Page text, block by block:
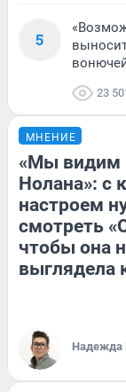
5
23
МНЕНИЕ
«Мы видим
Нолана»: с
настроем
смотреть
чтобы она
выглядела
Надежда